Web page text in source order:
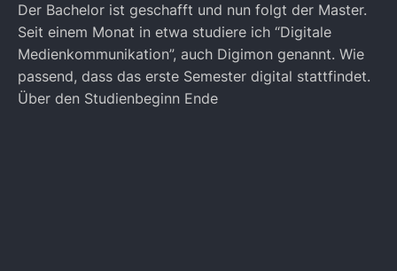
Der Bachelor ist geschafft und nun folgt der Master.
Seit einem Monat in etwa studiere ich “Digitale
Medienkommunikation”, auch Digimon genannt. Wie
passend, dass das erste Semester digital stattfindet.
Über den Studienbeginn Ende